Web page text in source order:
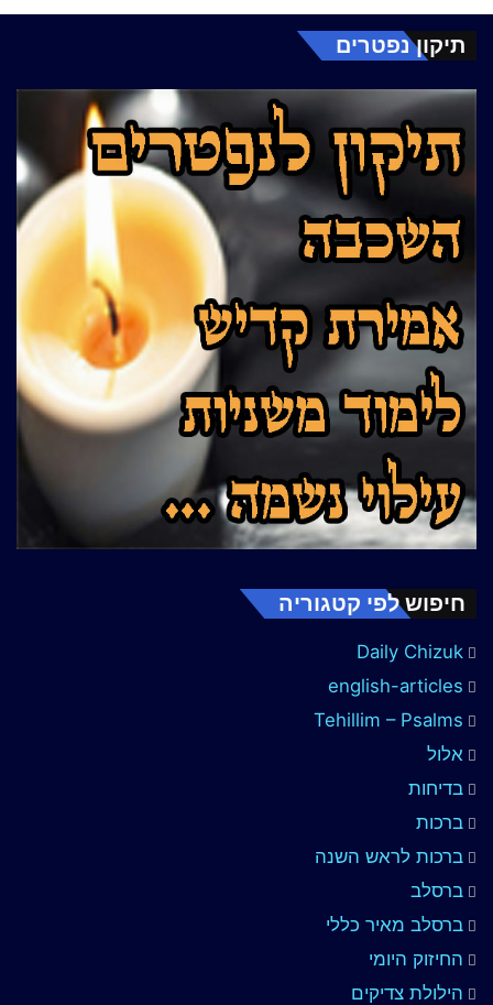
תיקון נפטרים
חיפוש לפי קטגוריה
Daily Chizuk
english-articles
Tehillim – Psalms
אלול
בדיחות
ברכות
ברכות לראש השנה
ברסלב
ברסלב מאיר כללי
החיזוק היומי
הילולת צדיקים